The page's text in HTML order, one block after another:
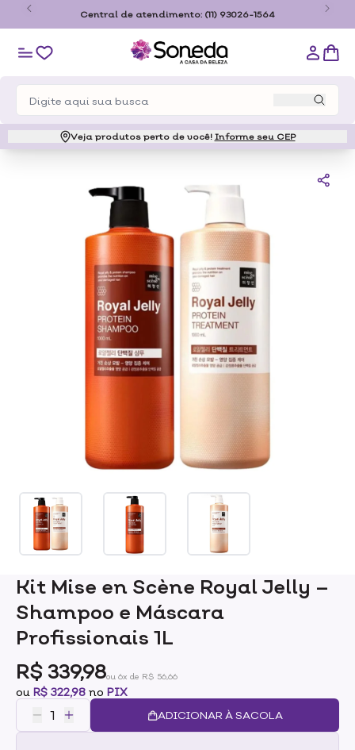
Central de atendimento: (11) 93026-1564
Veja produtos perto de você! Informe seu CEP
Kit Mise en Scène Royal Jelly –
Shampoo e Máscara
Profissionais 1L
R$ 339,98ou 6x de R$ 56,66
ou R$ 322,98 no PIX
ADICIONAR À SACOLA